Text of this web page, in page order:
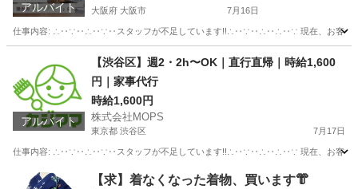
アルバイト 大阪府 大阪市 7月16日
仕事内容: ∴‥∵‥∴‥∵‥スタッフが不足しています!!∴‥∵‥∴‥∴‥∵ 現在、お客様から多
ホームヘルパー
アルバイト
【渋谷区】週2・2h〜OK｜直行直帰｜時給1,600
円｜家事代行
時給1,600円
株式会社MOPS
東京都 渋谷区 7月17日
仕事内容: ∴‥∵‥∴‥∵‥スタッフが不足しています!!∴‥∵‥∴‥∴‥∵ 現在、お客様から多
東京 渋谷区 飲食 時給
【求】着なくなった着物、買います👘